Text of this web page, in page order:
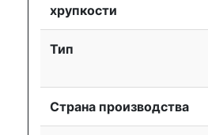
хрупкости
Тип
Страна производства